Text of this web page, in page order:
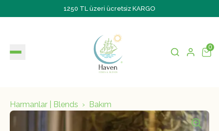
1250 TL üzeri ücretsiz KARGO
0
Harmanlar | Blends Bakım